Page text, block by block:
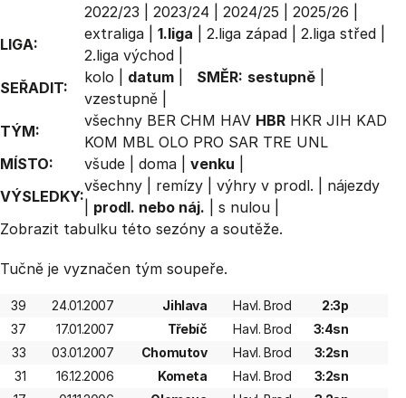
2022/23
2023/24 2024/25 2025/26
LIGA:
extraliga 1.liga 2.liga západ 2.liga střed
2.liga východ
SEŘADIT:
kolo datum SMĚR: sestupně
vzestupně
TÝM:
všechny BER CHM HAV HBR HKR JIH KAD
KOM MBL OLO PRO SAR TRE UNL
MÍSTO:
všude doma venku
VÝSLEDKY:
všechny remízy výhry v prodl.
nájezdy
prodl. nebo náj. s nulou
Zobrazit tabulku této sezóny a soutěže.
Tučně je vyznačen tým soupeře.
39 24.01.2007 Jihlava Havl. Brod
2:3p
37
17.01.2007 Třebíč Havl. Brod
3:4sn
33
03.01.2007 Chomutov Havl. Brod
3:2sn
31
16.12.2006 Kometa Havl. Brod
3:2sn